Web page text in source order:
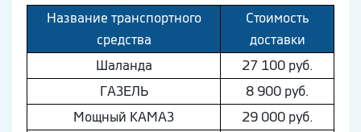
Название транспортного
средства
Стоимость
доставки
Шaлaнда
27 100 руб.
ГAЗEЛЬ
8 900 руб.
Мощный КAМAЗ
29 000 руб.